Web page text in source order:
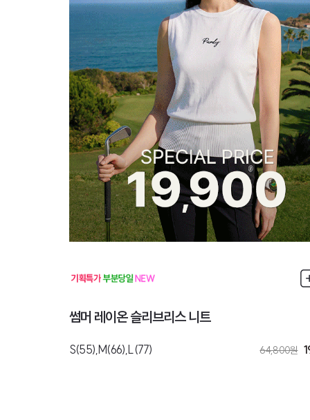
썸머 레이온 슬리브리스 니트
S(55),M(66),L(77) 64,800원